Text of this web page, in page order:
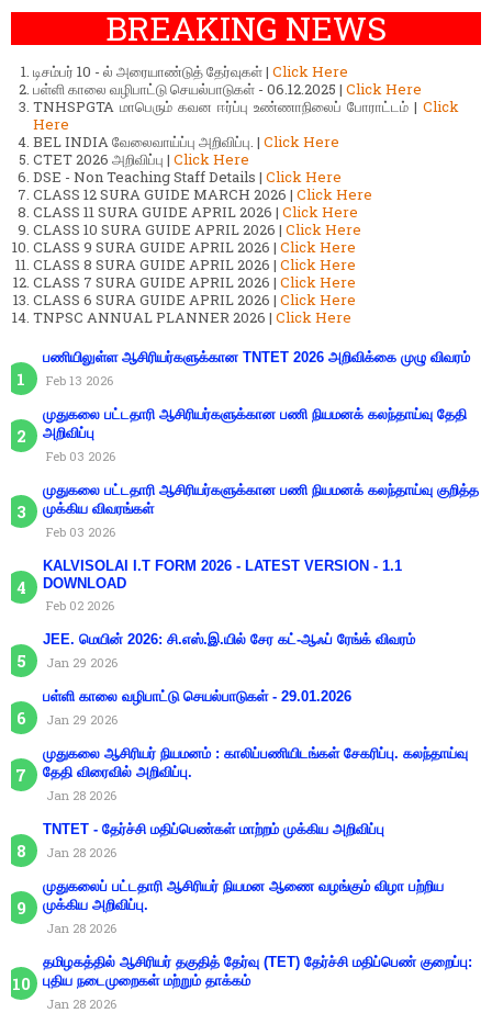
BREAKING NEWS
டிசம்பர் 10 - ல் அரையாண்டுத் தேர்வுகள் | Click Here
பள்ளி காலை வழிபாட்டு செயல்பாடுகள் - 06.12.2025 | Click Here
TNHSPGTA மாபெரும் கவன ஈர்ப்பு உண்ணாநிலைப் போராட்டம் | Click
Here
BEL INDIA வேலைவாய்ப்பு அறிவிப்பு. | Click Here
CTET 2026 அறிவிப்பு | Click Here
DSE - Non Teaching Staff Details | Click Here
CLASS 12 SURA GUIDE MARCH 2026 | Click Here
CLASS 11 SURA GUIDE APRIL 2026 | Click Here
CLASS 10 SURA GUIDE APRIL 2026 | Click Here
CLASS 9 SURA GUIDE APRIL 2026 | Click Here
CLASS 8 SURA GUIDE APRIL 2026 | Click Here
CLASS 7 SURA GUIDE APRIL 2026 | Click Here
CLASS 6 SURA GUIDE APRIL 2026 | Click Here
TNPSC ANNUAL PLANNER 2026 | Click Here
பணியிலுள்ள ஆசிரியர்களுக்கான TNTET 2026 அறிவிக்கை முழு விவரம்
Feb 13 2026
முதுகலை பட்டதாரி ஆசிரியர்களுக்கான பணி நியமனக் கலந்தாய்வு தேதி
அறிவிப்பு
Feb 03 2026
முதுகலை பட்டதாரி ஆசிரியர்களுக்கான பணி நியமனக் கலந்தாய்வு குறித்த
முக்கிய விவரங்கள்
Feb 03 2026
KALVISOLAI I.T FORM 2026 - LATEST VERSION - 1.1
DOWNLOAD
Feb 02 2026
JEE. மெயின் 2026: சி.எஸ்.இ.யில் சேர கட்-ஆஃப் ரேங்க் விவரம்
Jan 29 2026
பள்ளி காலை வழிபாட்டு செயல்பாடுகள் - 29.01.2026
Jan 29 2026
முதுகலை ஆசிரியர் நியமனம் : காலிப்பணியிடங்கள் சேகரிப்பு. கலந்தாய்வு
தேதி விரைவில் அறிவிப்பு.
Jan 28 2026
TNTET - தேர்ச்சி மதிப்பெண்கள் மாற்றம் முக்கிய அறிவிப்பு
Jan 28 2026
முதுகலைப் பட்டதாரி ஆசிரியர் நியமன ஆணை வழங்கும் விழா பற்றிய
முக்கிய அறிவிப்பு.
Jan 28 2026
தமிழகத்தில் ஆசிரியர் தகுதித் தேர்வு (TET) தேர்ச்சி மதிப்பெண் குறைப்பு:
புதிய நடைமுறைகள் மற்றும் தாக்கம்
Jan 28 2026